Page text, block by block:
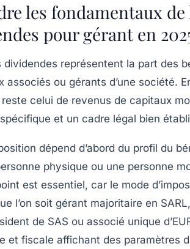
les fondamentaux
pour gérant en
dividendes représentent la part des
associés ou gérants d’une société.
reste celui de revenus de capitaux
et un cadre légal bien
dépend d’abord du profil du
physique ou une personne
est essentiel, car le mode
l’on soit gérant majoritaire en
de SAS ou associé unique
et fiscale affichant des paramètres